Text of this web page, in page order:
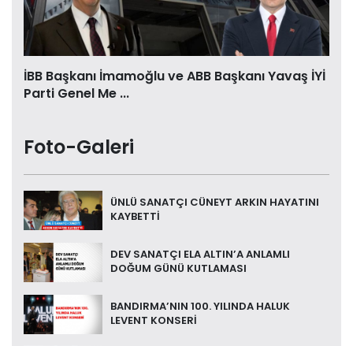
İBB Başkanı İmamoğlu ve ABB Başkanı Yavaş İYİ
Parti Genel Me ...
Foto-Galeri
ÜNLÜ SANATÇI CÜNEYT ARKIN HAYATINI
KAYBETTİ
DEV SANATÇI ELA ALTIN’A ANLAMLI
DOĞUM GÜNÜ KUTLAMASI
BANDIRMA’NIN 100. YILINDA HALUK
LEVENT KONSERİ